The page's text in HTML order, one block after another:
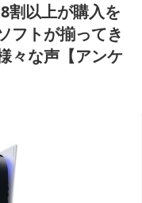
割以上が購入を
フトが揃ってき
々な声【アンケ